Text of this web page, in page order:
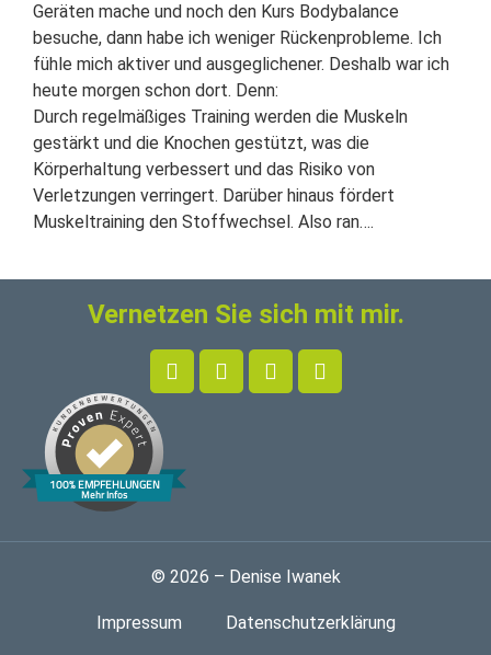
Geräten mache und noch den Kurs Bodybalance
besuche, dann habe ich weniger Rückenprobleme. Ich
fühle mich aktiver und ausgeglichener. Deshalb war ich
heute morgen schon dort. Denn:
Durch regelmäßiges Training werden die Muskeln
gestärkt und die Knochen gestützt, was die
Körperhaltung verbessert und das Risiko von
Verletzungen verringert. Darüber hinaus fördert
Muskeltraining den Stoffwechsel. Also ran….
Vernetzen Sie sich mit mir.
100% EMPFEHLUNGEN
Mehr Infos
© 2026 – Denise Iwanek
Impressum Datenschutzerklärung